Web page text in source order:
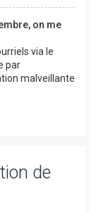
on me
via le
par
malveillante
de